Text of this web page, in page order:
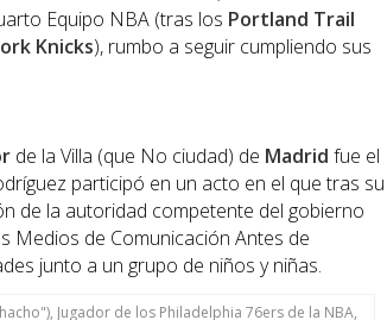
Equipo NBA (tras los Portland Trail
Knicks), rumbo a seguir cumpliendo sus
de la Villa (que No ciudad) de Madrid fue el
participó en un acto en el que tras su
de la autoridad competente del gobierno
Medios de Comunicación Antes de
junto a un grupo de niños y niñas.